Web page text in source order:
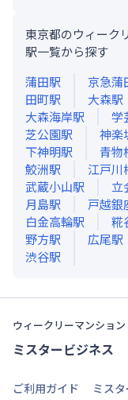
東京都のウィーク
駅一覧から探す
蒲田駅 京急蒲
田町駅 大森駅
大森海岸駅 学
芝公園駅 神楽
下神明駅 青物
鮫洲駅 江戸川
武蔵小山駅 立
月島駅 戸越銀
白金高輪駅 糀
野方駅 広尾駅
渋谷駅
ウィークリーマンショ
ミスタービジネス
ご利用ガイド
ミス